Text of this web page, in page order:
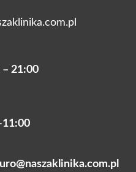
– 21:00
11:00